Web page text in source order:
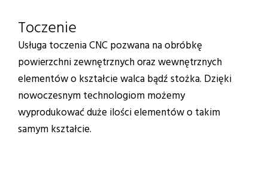
Toczenie
Usługa toczenia CNC pozwana na obróbkę
powierzchni zewnętrznych oraz wewnętrznych
elementów o kształcie walca bądź stożka. Dzięki
nowoczesnym technologiom możemy
wyprodukować duże ilości elementów o takim
samym kształcie.